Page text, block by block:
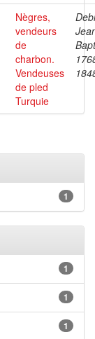
Nègres,
vendeurs
de
charbon.
Vendeuses
de pled
Turquie
1
1
1
1